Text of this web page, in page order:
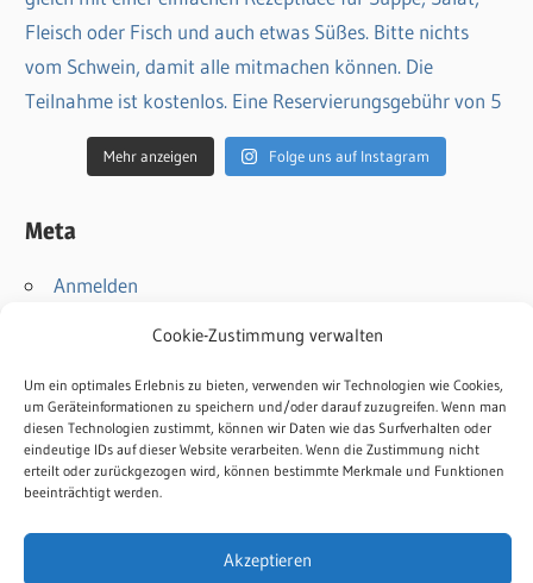
Cookie-Zustimmung verwalten
Um ein optimales Erlebnis zu bieten, verwenden wir Technologien wie Cookies,
um Geräteinformationen zu speichern und/oder darauf zuzugreifen. Wenn man
diesen Technologien zustimmt, können wir Daten wie das Surfverhalten oder
eindeutige IDs auf dieser Website verarbeiten. Wenn die Zustimmung nicht
erteilt oder zurückgezogen wird, können bestimmte Merkmale und Funktionen
beeinträchtigt werden.
Akzeptieren
Mehr anzeigen Folge uns auf Instagram
Meta
Anmelden
WordPress.org
Kontakt
Impressum